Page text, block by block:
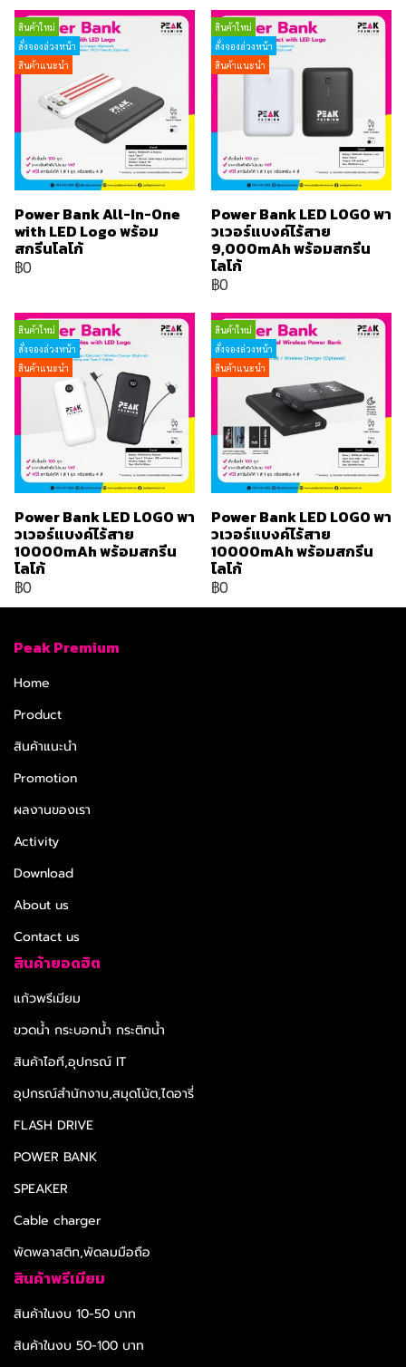
สินค้าใหม่
สั่งจองล่วงหน้า
สินค้าแนะนำ
Power Bank All-In-One
with LED Logo พร้อม
สกรีนโลโก้
฿0
สินค้าใหม่
สั่งจองล่วงหน้า
สินค้าแนะนำ
Power Bank LED LOGO พา
วเวอร์แบงค์ไร้สาย
9,000mAh พร้อมสกรีน
โลโก้
฿0
สินค้าใหม่
สั่งจองล่วงหน้า
สินค้าแนะนำ
Power Bank LED LOGO พา
วเวอร์แบงค์ไร้สาย
10000mAh พร้อมสกรีน
โลโก้
฿0
สินค้าใหม่
สั่งจองล่วงหน้า
สินค้าแนะนำ
Power Bank LED LOGO พา
วเวอร์แบงค์ไร้สาย
10000mAh พร้อมสกรีน
โลโก้
฿0
Peak Premium
Home
Product
สินค้าแนะนำ
Promotion
ผลงานของเรา
Activity
Download
About us
Contact us
สินค้ายอดฮิต
แก้วพรีเมียม
ขวดน้ำ กระบอกน้ำ กระติกน้ำ
สินค้าไอที,อุปกรณ์ IT
อุปกรณ์สำนักงาน,สมุดโน้ต,ไดอารี่
FLASH DRIVE
POWER BANK
SPEAKER
Cable charger
พัดพลาสติก,พัดลมมือถือ
สินค้าพรีเมียม
สินค้าในงบ 10-50 บาท
สินค้าในงบ 50-100 บาท